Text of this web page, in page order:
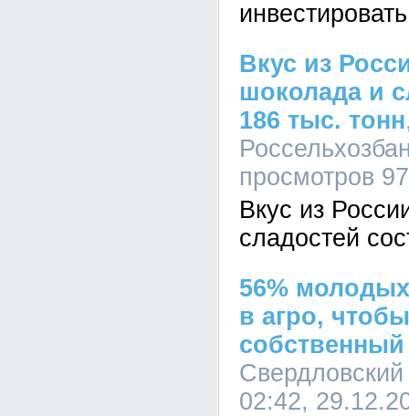
Вкус из
шоколада и
186 тыс. тонн
просмотров
Вкус из
сладостей
56%
в агро,
собственный
02:42,